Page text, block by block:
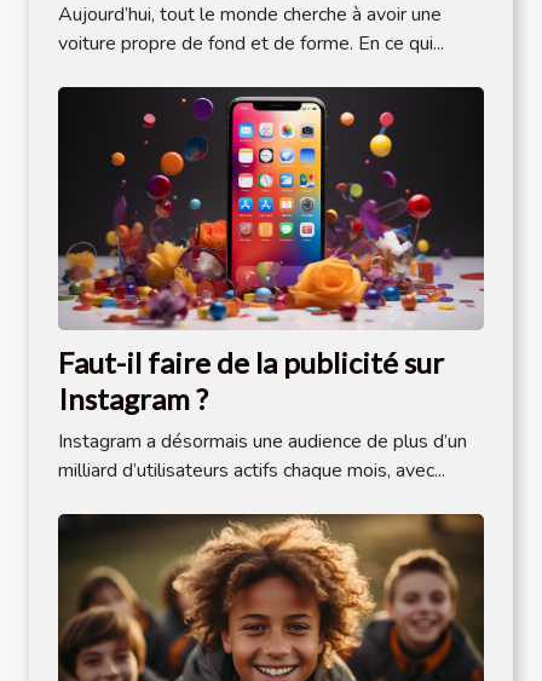
Aujourd’hui, tout le monde cherche à avoir une
voiture propre de fond et de forme. En ce qui...
Faut-il faire de la publicité sur
Instagram ?
Instagram a désormais une audience de plus d’un
milliard d’utilisateurs actifs chaque mois, avec...